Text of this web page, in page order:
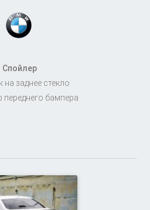
Спойлер
на заднее стекло
бампера